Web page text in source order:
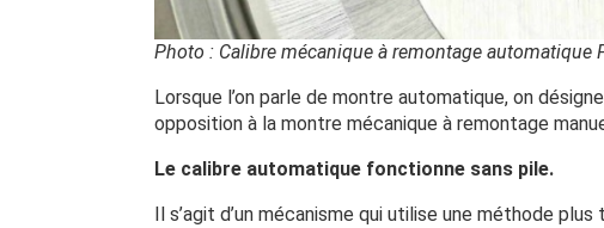
Photo : Calibre mécanique à remontage automatique
Lorsque l’on parle de montre automatique, on
opposition à la montre mécanique à remontage
Le calibre automatique fonctionne sans pile.
Il s’agit d’un mécanisme qui utilise une méthode